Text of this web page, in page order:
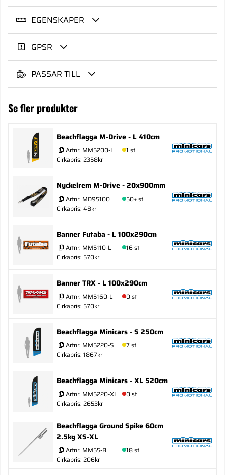
EGENSKAPER
GPSR
PASSAR TILL
Se fler produkter
Beachflagga M-Drive - L 410cm
Artnr: MM5200-L
1 st
Cirkapris: 2358kr
Nyckelrem M-Drive - 20x900mm
Artnr: MD95100
50+ st
Cirkapris: 48kr
Banner Futaba - L 100x290cm
Artnr: MM5110-L
16 st
Cirkapris: 570kr
Banner TRX - L 100x290cm
Artnr: MM5160-L
0 st
Cirkapris: 570kr
Beachflagga Minicars - S 250cm
Artnr: MM5220-S
7 st
Cirkapris: 1867kr
Beachflagga Minicars - XL 520cm
Artnr: MM5220-XL
0 st
Cirkapris: 2653kr
Beachflagga Ground Spike 60cm
2.5kg XS-XL
Artnr: MM55-B
18 st
Cirkapris: 206kr